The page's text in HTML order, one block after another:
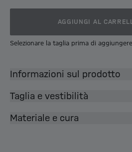
AGGIUNGI AL
Selezionare la taglia prima di
Informazioni sul prodotto
Taglia e vestibilità
Materiale e cura